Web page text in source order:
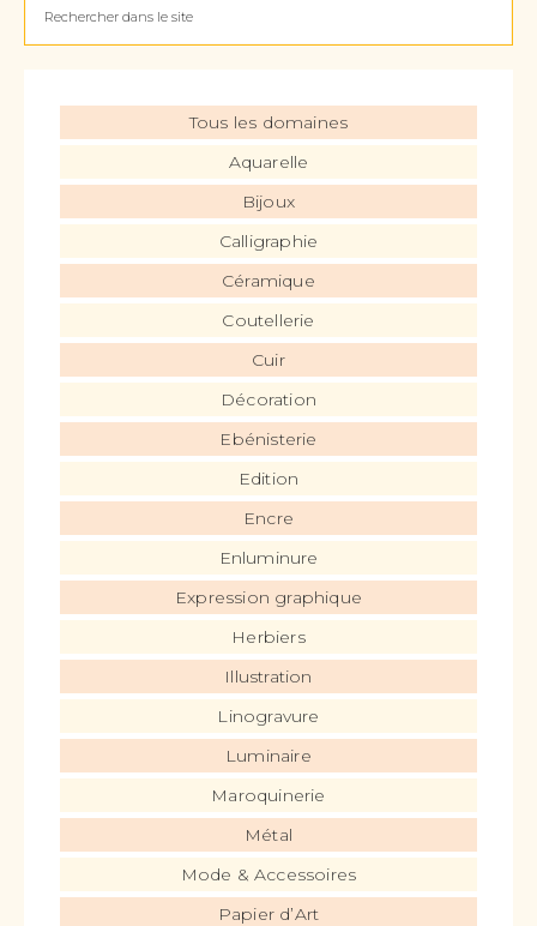
Tous les domaines
Aquarelle
Bijoux
Calligraphie
Céramique
Coutellerie
Cuir
Décoration
Ebénisterie
Edition
Encre
Enluminure
Expression graphique
Herbiers
Illustration
Linogravure
Luminaire
Maroquinerie
Métal
Mode & Accessoires
Papier d’Art